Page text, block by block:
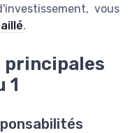
vous
.
principales
1